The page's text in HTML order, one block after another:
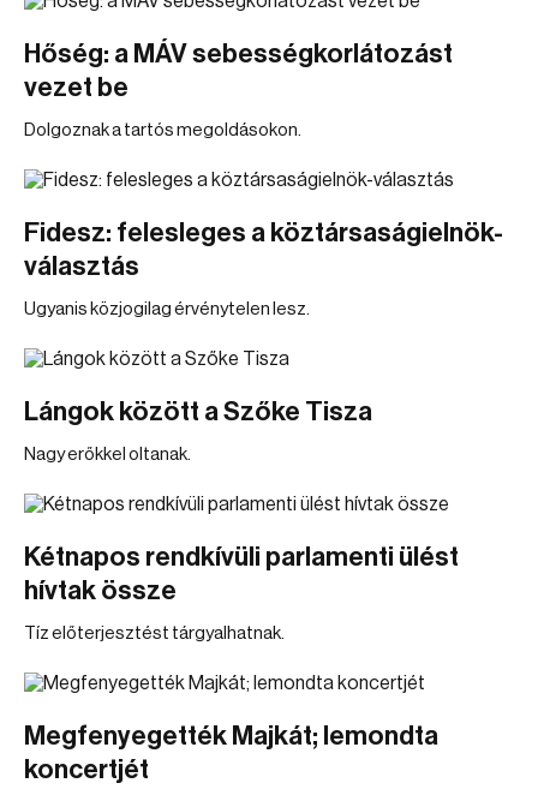
Hőség: a MÁV sebességkorlátozást
vezet be
Dolgoznak a tartós megoldásokon.
Fidesz: felesleges a köztársaságielnök-
választás
Ugyanis közjogilag érvénytelen lesz.
Lángok között a Szőke Tisza
Nagy erőkkel oltanak.
Kétnapos rendkívüli parlamenti ülést
hívtak össze
Tíz előterjesztést tárgyalhatnak.
Megfenyegették Majkát; lemondta
koncertjét